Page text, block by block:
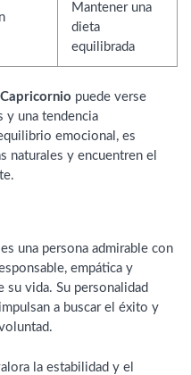
Mantener una
dieta
equilibrada
puede verse
y una tendencia
emocional, es
naturales y encuentren el
una persona admirable con
empática y
vida. Su personalidad
a buscar el éxito y
la estabilidad y el